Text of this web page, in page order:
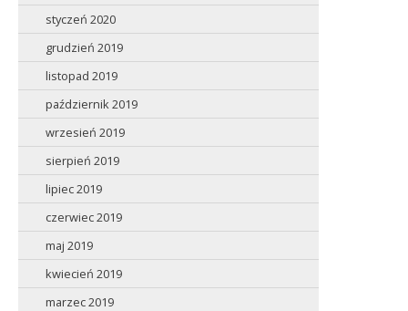
styczeń 2020
grudzień 2019
listopad 2019
październik 2019
wrzesień 2019
sierpień 2019
lipiec 2019
czerwiec 2019
maj 2019
kwiecień 2019
marzec 2019